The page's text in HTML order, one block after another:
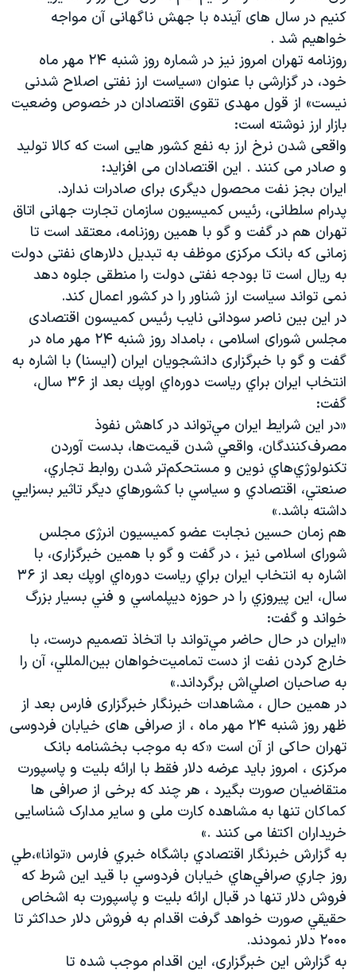
سفر پرزیدنت ترامپ به چین
کنیم در سال های آینده با جهش ناگهانی آن مواجه
خواهیم شد .
روزنامه تهران امروز نیز در شماره روز شنبه ۲۴ مهر ماه
خود، در گزارشی با عنوان «سیاست ارز نفتی اصلاح شدنی
نیست» از قول مهدی تقوی اقتصادان در خصوص وضعیت
بازار ارز نوشته است:
واقعی شدن نرخ ارز به نفع کشور هایی است که کالا تولید
و صادر می کنند . این اقتصادان می افزاید:
ایران بجز نفت محصول دیگری برای صادرات ندارد.
پدرام سلطانی، رئیس کمیسیون سازمان تجارت جهانی اتاق
تهران هم در گفت و گو با همین روزنامه، معتقد است تا
زمانی که بانک مرکزی موظف به تبدیل دلارهای نفتی دولت
به ریال است تا بودجه نفتی دولت را منطقی جلوه دهد
نمی تواند سیاست ارز شناور را در کشور اعمال کند.
در این بین ناصر سودانی نایب رئیس کمیسون اقتصادی
مجلس شورای اسلامی ، بامداد روز شنبه ۲۴ مهر ماه در
گفت و گو با خبرگزاری دانشجویان ایران (ایسنا) با اشاره به
انتخاب ايران براي رياست دوره‌اي اوپك بعد از ۳۶ سال،
گفت:
«در اين شرايط ايران مي‌تواند در كاهش نفوذ
مصرف‌كنندگان، واقعي شدن قيمت‌ها، بدست آوردن
تكنولوژي‌هاي نوين و مستحكم‌تر شدن روابط تجاري،
صنعتي، اقتصادي و سياسي با كشورهاي ديگر تاثير بسزايي
داشته باشد.»
هم زمان حسین نجابت عضو کمیسیون انرژی مجلس
شورای اسلامی نیز ، در گفت و گو با همین خبرگزاری، با
اشاره به انتخاب ايران براي رياست دوره‌اي اوپك بعد از ۳۶
سال، اين پيروزي را در حوزه ديپلماسي و فني بسيار بزرگ
خواند و گفت:
«ايران در حال حاضر مي‌تواند با اتخاذ تصميم درست، با
خارج كردن نفت از دست تماميت‌خواهان بين‌المللي، آن را
به صاحبان اصلي‌اش برگرداند.»
در همین حال ، مشاهدات خبرنگار خبرگزاری فارس بعد از
ظهر روز شنبه ۲۴ مهر ماه ، از صرافی های خیابان فردوسی
تهران حاکی از آن است «که به موجب بخشنامه بانک
مرکزی ، امروز باید عرضه دلار فقط با ارائه بلیت و پاسپورت
متقاضیان صورت بگیرد ، هر چند که برخی از صرافی ها
کماکان تنها به مشاهده کارت ملی و سایر مدارک شناسایی
خریداران اکتفا می کنند .»
به گزارش خبرنگار اقتصادي باشگاه خبري فارس «توانا»،‌طي
روز جاري صرافي‌هاي خيابان فردوسي با قيد اين شرط كه
فروش دلار تنها در قبال ارائه بليت و پاسپورت به اشخاص
حقيقي صورت خواهد گرفت اقدام به فروش دلار حداكثر تا
۲۰۰۰ دلار نمودند.
به گزارش این خبرگزاری، اين اقدام موجب شده تا